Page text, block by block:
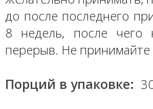
до после последнего
8 недель, после чего
перерыв. Не принимайте
Порций в упаковке: